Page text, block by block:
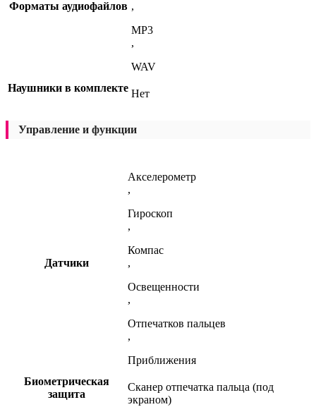
Форматы аудиофайлов ,
MP3
,
WAV
Наушники в комплекте Нет
Управление и функции
Датчики
Акселерометр
,
Гироскоп
,
Компас
,
Освещенности
,
Отпечатков пальцев
,
Приближения
Биометрическая
защита
Сканер отпечатка пальца (под
экраном)